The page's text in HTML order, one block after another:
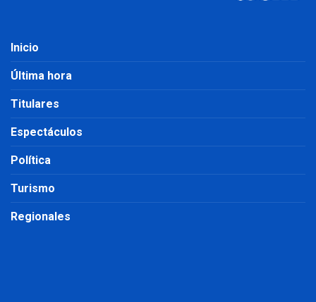
Inicio
Última hora
Titulares
Espectáculos
Política
Turismo
Regionales